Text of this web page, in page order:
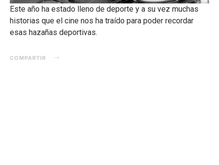
Este año ha estado lleno de deporte y a su vez muchas
historias que el cine nos ha traído para poder recordar
esas hazañas deportivas.
COMPARTIR